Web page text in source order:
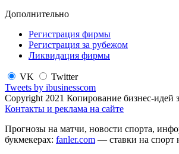
Дополнительно
Регистрация фирмы
Регистрация за рубежом
Ликвидация фирмы
VK
Twitter
Tweets by ibusinesscom
Copyright 2021 Копирование бизнес-идей
Контакты и реклама на сайте
Прогнозы на матчи, новости спорта,
букмекерах: fanler.com — ставки на спорт